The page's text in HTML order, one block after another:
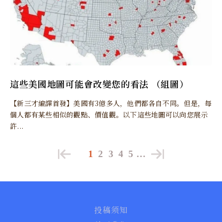
這些美國地圖可能會改變您的看法 （組圖）
【新三才編譯首發】美國有3億多人，他們都各自不同。但是，每
個人都有某些相似的觀點、價值觀。以下這些地圖可以向您展示
許...
1 2 3 4 5 …
投稿须知